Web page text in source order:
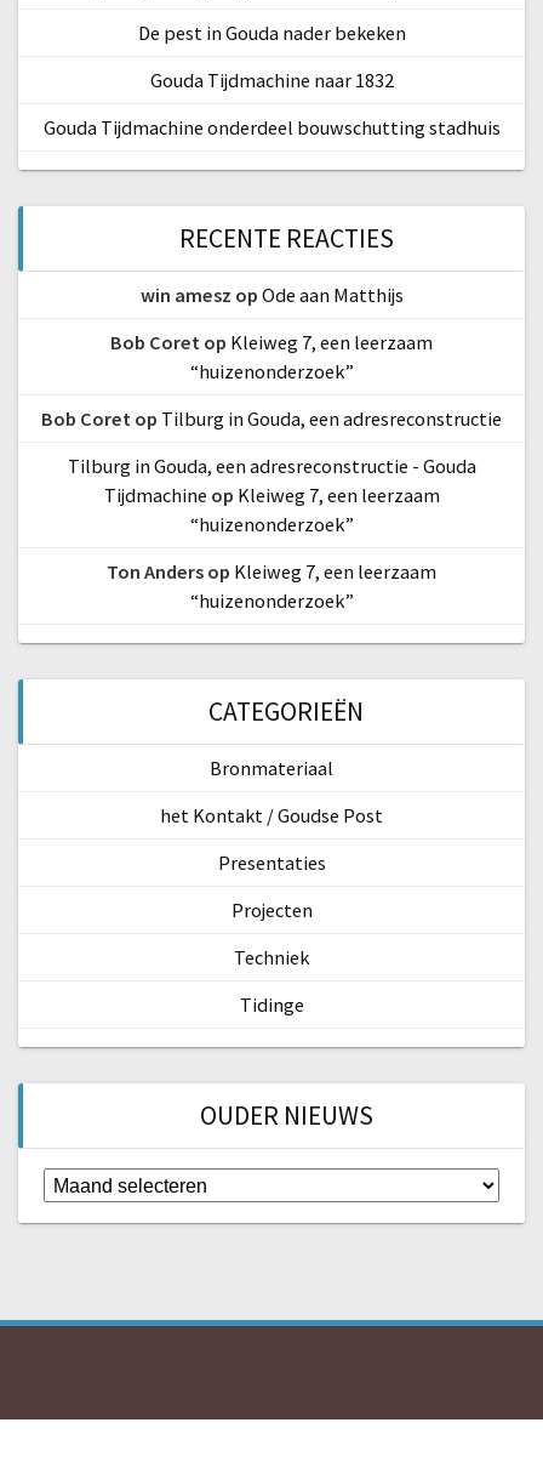
De pest in Gouda nader bekeken
Gouda Tijdmachine naar 1832
Gouda Tijdmachine onderdeel bouwschutting stadhuis
RECENTE REACTIES
win amesz op Ode aan Matthijs
Bob Coret op Kleiweg 7, een leerzaam
“huizenonderzoek”
Bob Coret op Tilburg in Gouda, een adresreconstructie
Tilburg in Gouda, een adresreconstructie - Gouda
Tijdmachine op Kleiweg 7, een leerzaam
“huizenonderzoek”
Ton Anders op Kleiweg 7, een leerzaam
“huizenonderzoek”
CATEGORIEËN
Bronmateriaal
het Kontakt / Goudse Post
Presentaties
Projecten
Techniek
Tidinge
OUDER NIEUWS
Ouder
nieuws